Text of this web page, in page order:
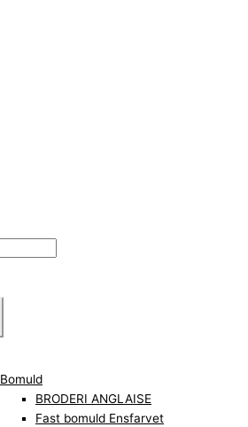
Bomuld
BRODERI ANGLAISE
Fast bomuld Ensfarvet